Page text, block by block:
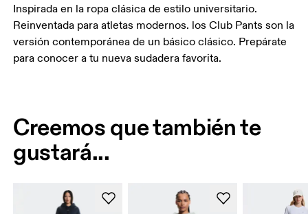
Inspirada en la ropa clásica de estilo universitario.
Reinventada para atletas modernos. los Club Pants son la
versión contemporánea de un básico clásico. Prepárate
para conocer a tu nueva sudadera favorita.
Creemos que también te
gustará...